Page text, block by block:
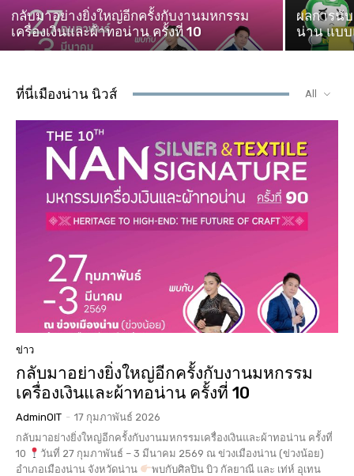
กลับมาอย่างยิ่งใหญ่อีกครั้งกับงานมหกรรม
เครื่องเงินและผ้าทอน่าน ครั้งที่ 10
ผลการนั
น่าน แบบ
ที่นี่เมืองน่าน นิวส์ All
ข่าว
กลับมาอย่างยิ่งใหญ่อีกครั้งกับงานมหกรรม
เครื่องเงินและผ้าทอน่าน ครั้งที่ 10
AdminOIT - 17 กุมภาพันธ์ 2026
กลับมาอย่างยิ่งใหญ่อีกครั้งกับงานมหกรรมเครื่องเงินและผ้าทอน่าน ครั้งที่
10
วันที่ 27 กุมภาพันธ์ – 3 มีนาคม 2569 ณ ข่วงเมืองน่าน (ข่วงน้อย)
อำเภอเมืองน่าน จังหวัดน่าน
พบกับศิลปิน บิว กัลยาณี และ เท่ห์ อุเทน